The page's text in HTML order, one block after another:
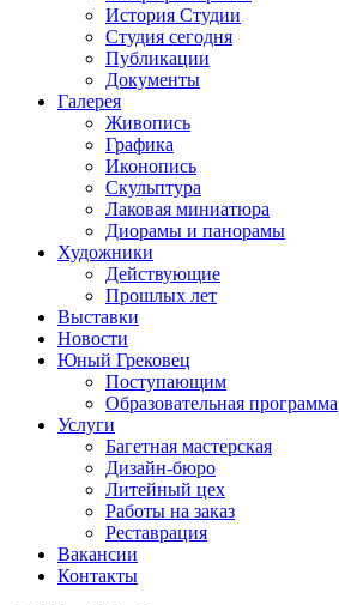
История Студии
Студия сегодня
Публикации
Документы
Галерея
Живопись
Графика
Иконопись
Скульптура
Лаковая миниатюра
Диорамы и панорамы
Художники
Действующие
Прошлых лет
Выставки
Новости
Юный Грековец
Поступающим
Образовательная программа
Услуги
Багетная мастерская
Дизайн-бюро
Литейный цех
Работы на заказ
Реставрация
Вакансии
Контакты